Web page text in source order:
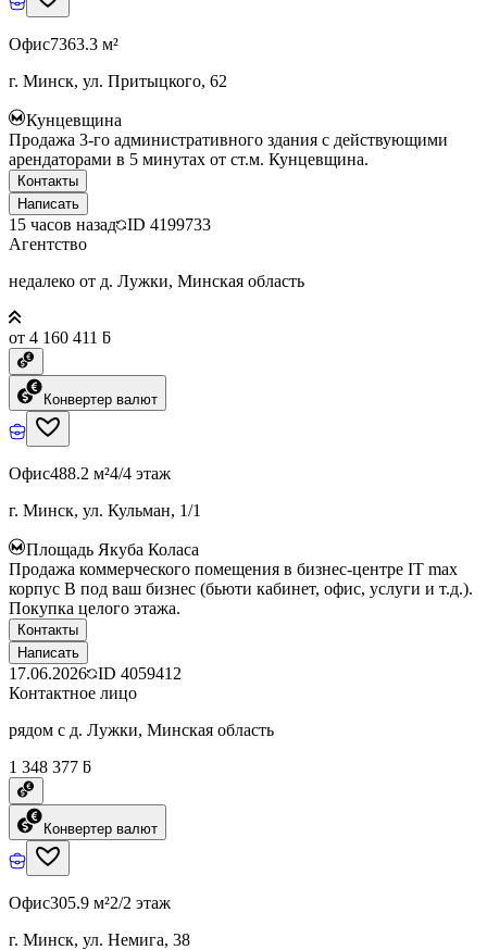
Офис7363.3 м²
г. Минск, ул. Притыцкого, 62
Кунцевщина
Продажа 3-го административного здания с действующими
арендаторами в 5 минутах от ст.м. Кунцевщина.
Контакты
Написать
15 часов назад ID 4199733
Агентство
недалеко от д. Лужки, Минская область
от 4 160 411 ƃ
Конвертер валют
Офис488.2 м²4/4 этаж
г. Минск, ул. Кульман, 1/1
Площадь Якуба Коласа
Продажа коммерческого помещения в бизнес-центре IT max
корпус B под ваш бизнес (бьюти кабинет, офис, услуги и т.д.).
Покупка целого этажа.
Контакты
Написать
17.06.2026 ID 4059412
Контактное лицо
рядом с д. Лужки, Минская область
1 348 377 ƃ
Конвертер валют
Офис305.9 м²2/2 этаж
г. Минск, ул. Немига, 38